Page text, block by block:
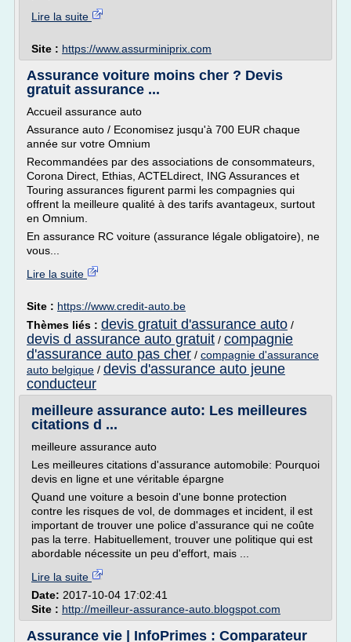
Lire la suite
Site : https://www.assurminiprix.com
Assurance voiture moins cher ? Devis
gratuit assurance ...
Accueil assurance auto
Assurance auto / Economisez jusqu'à 700 EUR chaque
année sur votre Omnium
Recommandées par des associations de consommateurs,
Corona Direct, Ethias, ACTELdirect, ING Assurances et
Touring assurances figurent parmi les compagnies qui
offrent la meilleure qualité à des tarifs avantageux, surtout
en Omnium.
En assurance RC voiture (assurance légale obligatoire), ne
vous...
Lire la suite
Site : https://www.credit-auto.be
Thèmes liés : devis gratuit d'assurance auto /
devis d assurance auto gratuit / compagnie
d'assurance auto pas cher / compagnie d'assurance
auto belgique / devis d'assurance auto jeune
conducteur
meilleure assurance auto: Les meilleures
citations d ...
meilleure assurance auto
Les meilleures citations d'assurance automobile: Pourquoi
devis en ligne et une véritable épargne
Quand une voiture a besoin d'une bonne protection
contre les risques de vol, de dommages et incident, il est
important de trouver une police d'assurance qui ne coûte
pas la terre. Habituellement, trouver une politique qui est
abordable nécessite un peu d'effort, mais ...
Lire la suite
Date: 2017-10-04 17:02:41
Site : http://meilleur-assurance-auto.blogspot.com
Assurance vie | InfoPrimes : Comparateur